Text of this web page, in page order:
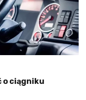
o ciągniku